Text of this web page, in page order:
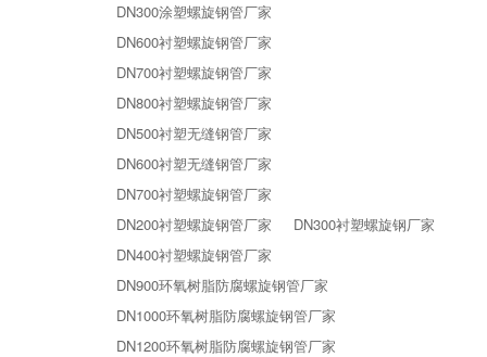
DN300涂塑螺旋钢管厂家
DN600衬塑螺旋钢管厂家
DN700衬塑螺旋钢管厂家
DN800衬塑螺旋钢管厂家
DN500衬塑无缝钢管厂家
DN600衬塑无缝钢管厂家
DN700衬塑螺旋钢管厂家
DN200衬塑螺旋钢管厂家
DN300衬塑螺旋钢厂家
DN400衬塑螺旋钢管厂家
DN900环氧树脂防腐螺旋钢管厂家
DN1000环氧树脂防腐螺旋钢管厂家
DN1200环氧树脂防腐螺旋钢管厂家